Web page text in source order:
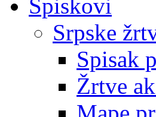
Spiskovi
Srpske
Spisak
Žrtve